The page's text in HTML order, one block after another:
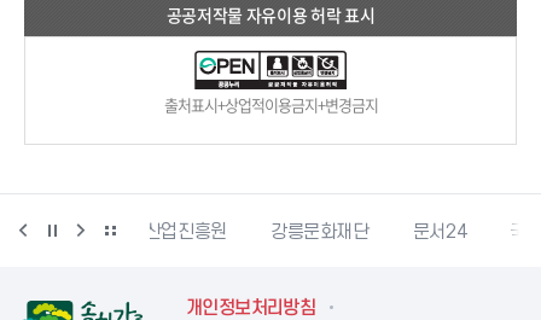
공공저작물 자유이용 허락 표시
출처표시+상업적이용금지+변경금지
과학산업진흥원 강릉문화재단 문서24 국가법령정보센
개인정보처리방침